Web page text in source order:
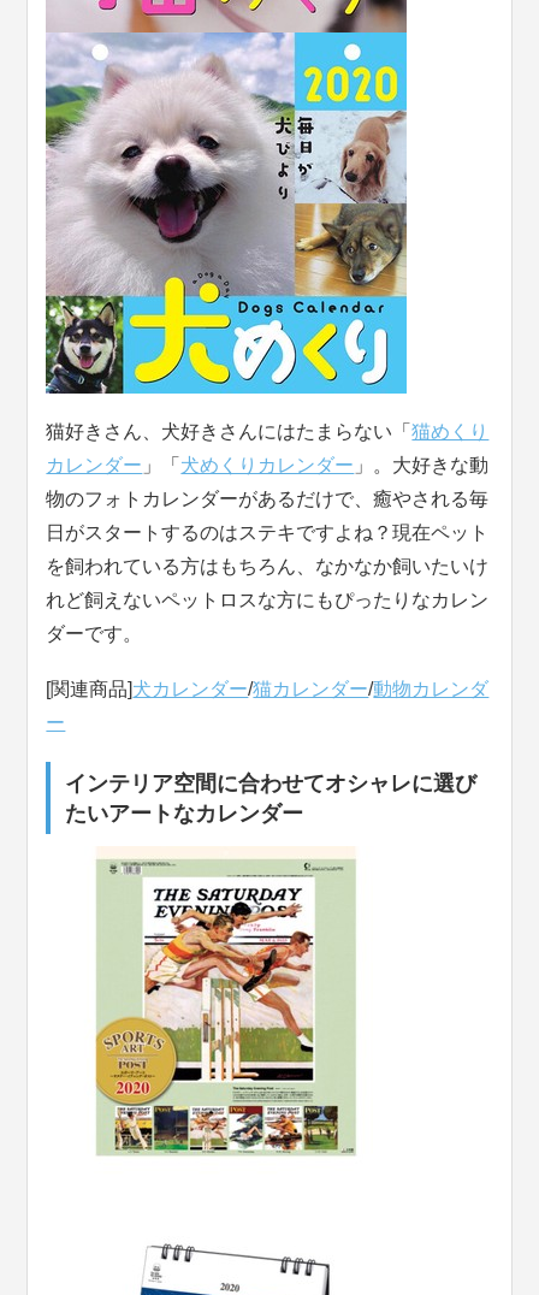
猫好きさん、犬好きさんにはたまらない「猫めくり
カレンダー 」「 犬めくりカレンダー 」。大好きな動
物のフォトカレンダーがあるだけで、癒やされる毎
日がスタートするのはステキですよね？現在ペット
を飼われている方はもちろん、なかなか飼いたいけ
れど飼えないペットロスな方にもぴったりなカレン
ダーです。
[関連商品]犬カレンダー/猫カレンダー/動物カレンダ
ー
インテリア空間に合わせてオシャレに選び
たいアートなカレンダー